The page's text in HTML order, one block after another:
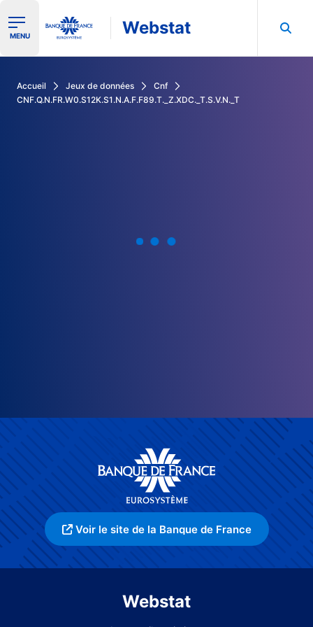
Ouvrir le menu de navigation
MENU Webstat
Accueil Jeux de données
Cnf
CNF.Q.N.FR.W0.S12K.S1.N.A.F.F89.T._Z.XDC._T.S.V.N._T
Voir le site de la Banque de France
Webstat